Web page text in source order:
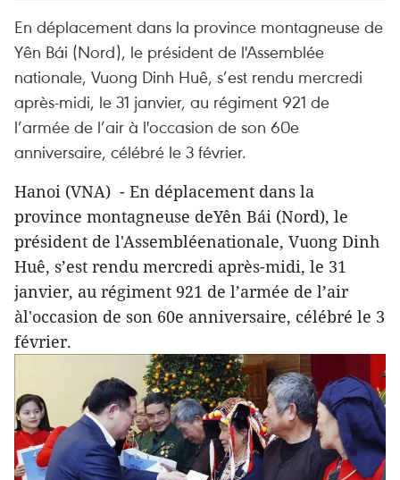
En déplacement dans la province montagneuse de
Yên Bái (Nord), le président de l'Assemblée
nationale, Vuong Dinh Huê, s’est rendu mercredi
après-midi, le 31 janvier, au régiment 921 de
l’armée de l’air à l'occasion de son 60e
anniversaire, célébré le 3 février.
Hanoi (VNA) - En déplacement dans la
province montagneuse deYên Bái (Nord), le
président de l'Assembléenationale, Vuong Dinh
Huê, s’est rendu mercredi après-midi, le 31
janvier, au régiment 921 de l’armée de l’air
àl'occasion de son 60e anniversaire, célébré le 3
février.